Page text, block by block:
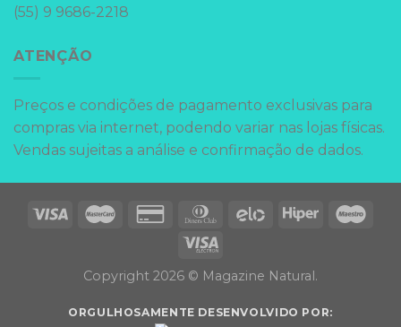
(55) 9 9686-2218
ATENÇÃO
Preços e condições de pagamento exclusivas para
compras via internet, podendo variar nas lojas físicas.
Vendas sujeitas a análise e confirmação de dados.
Copyright 2026 © Magazine Natural.
ORGULHOSAMENTE DESENVOLVIDO POR: